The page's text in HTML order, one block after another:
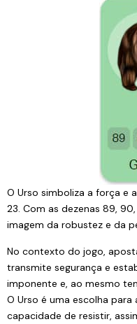
O Urso simboliza a força e
23. Com as dezenas 89,
imagem da robustez e da
No contexto do jogo,
transmite segurança e
imponente e, ao mesmo
O Urso é uma escolha para
capacidade de resistir,